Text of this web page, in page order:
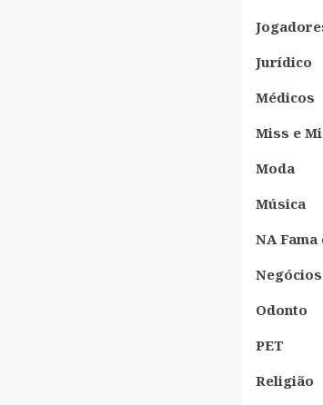
Jurídico
Médicos
Miss e
Moda
Música
NA
Negócios
Odonto
PET
Religião